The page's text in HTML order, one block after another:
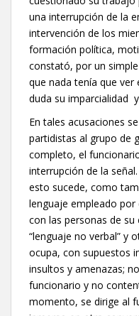
una interrupción de la
intervención de los
formación política,
constató, por un
que nada tenía que
duda su imparcialidad
En tales acusaciones
partidistas al grupo de
completo, el
interrupción de la
esto sucede, como
lenguaje empleado
con las personas de
“lenguaje no verbal” y
ocupa, con supuestos
insultos y amenazas;
funcionario y no
momento, se dirige al